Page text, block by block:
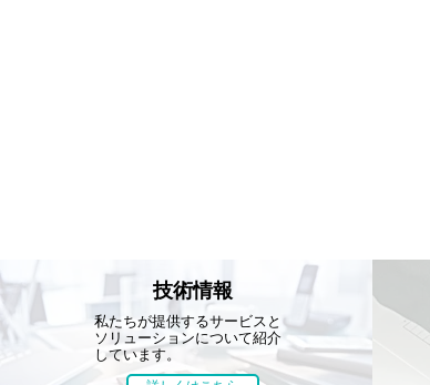
技術情報
私たちが提供するサービスと
ソリューションについて紹介
しています。